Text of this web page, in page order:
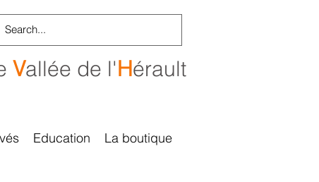
Vallée de l'Hérault
Education La boutique